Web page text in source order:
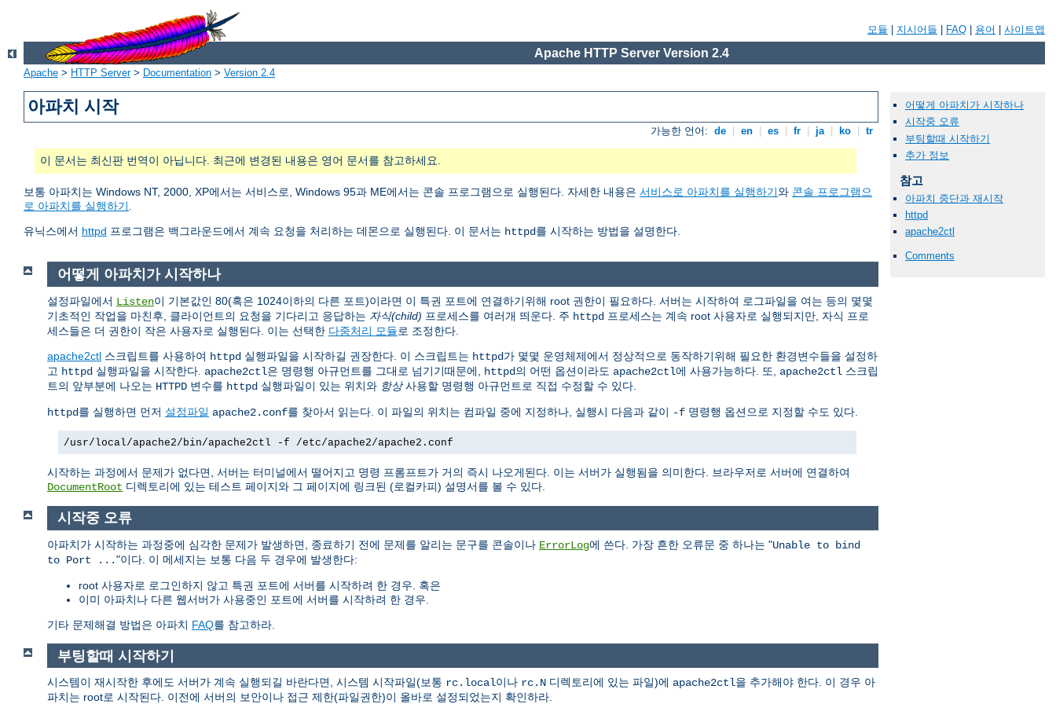
모듈 지시어들 FAQ 용어 사이트맵
Apache HTTP Server Version 2.4
Apache > HTTP Server> Documentation > Version 2.4
아파치 시작
가능한 언어: de en es fr ja ko tr
이 문서는 최신판 번역이 아닙니다. 최근에 변경된 내용은 영어 문서를 참고하세요.
보통 아파치는 Windows NT, 2000, XP에서는 서비스로, Windows 95과 ME에서는 콘솔 프로그램으로 실행된다. 자세한 내용은 서비스로 아파치를 실행하기와 콘솔 프로그램으
로 아파치를 실행하기.
유닉스에서 httpd 프로그램은 백그라운드에서 계속 요청을 처리하는 데몬으로 실행된다. 이 문서는 httpd를 시작하는 방법을 설명한다.
어떻게 아파치가 시작하나
시작중 오류
부팅할때 시작하기
추가 정보
참고
아파치 중단과 재시작
httpd
apache2ctl
Comments
어떻게 아파치가 시작하나
설정파일에서 Listen이 기본값인 80(혹은 1024이하의 다른 포트)이라면 이 특권 포트에 연결하기위해 root 권한이 필요하다. 서버는 시작하여 로그파일을 여는 등의 몇몇
기초적인 작업을 마친후, 클라이언트의 요청을 기다리고 응답하는 자식(child) 프로세스를 여러개 띄운다. 주 httpd 프로세스는 계속 root 사용자로 실행되지만, 자식 프로
세스들은 더 권한이 작은 사용자로 실행된다. 이는 선택한 다중처리 모듈로 조정한다.
apache2ctl 스크립트를 사용하여 httpd 실행파일을 시작하길 권장한다. 이 스크립트는 httpd가 몇몇 운영체제에서 정상적으로 동작하기위해 필요한 환경변수들을 설정하
고 httpd 실행파일을 시작한다. apache2ctl은 명령행 아규먼트를 그대로 넘기기때문에, httpd의 어떤 옵션이라도 apache2ctl에 사용가능하다. 또, apache2ctl 스크립
트의 앞부분에 나오는 HTTPD 변수를 httpd 실행파일이 있는 위치와 항상사용할 명령행 아규먼트로 직접 수정할 수 있다.
httpd를 실행하면 먼저 설정파일 apache2.conf를 찾아서 읽는다. 이 파일의 위치는 컴파일 중에 지정하나, 실행시 다음과 같이 -f 명령행 옵션으로 지정할 수도 있다.
/usr/local/apache2/bin/apache2ctl -f /etc/apache2/apache2.conf
시작하는 과정에서 문제가 없다면, 서버는 터미널에서 떨어지고 명령 프롬프트가 거의 즉시 나오게된다. 이는 서버가 실행됨을 의미한다. 브라우저로 서버에 연결하여
DocumentRoot 디렉토리에 있는 테스트 페이지와 그 페이지에 링크된 (로컬카피) 설명서를 볼 수 있다.
시작중 오류
아파치가 시작하는 과정중에 심각한 문제가 발생하면, 종료하기 전에 문제를 알리는 문구를 콘솔이나 ErrorLog에 쓴다. 가장 흔한 오류문 중 하나는 "Unable to bind
to Port ..."이다. 이 메세지는 보통 다음 두 경우에 발생한다:
root 사용자로 로그인하지 않고 특권 포트에 서버를 시작하려 한 경우. 혹은
이미 아파치나 다른 웹서버가 사용중인 포트에 서버를 시작하려 한 경우.
기타 문제해결 방법은 아파치 FAQ를 참고하라.
부팅할때 시작하기
시스템이 재시작한 후에도 서버가 계속 실행되길 바란다면, 시스템 시작파일(보통 rc.local이나 rc.N 디렉토리에 있는 파일)에 apache2ctl을 추가해야 한다. 이 경우 아
파치는 root로 시작된다. 이전에 서버의 보안이나 접근 제한(파일권한)이 올바로 설정되었는지 확인하라.